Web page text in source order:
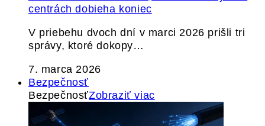
centrách dobieha koniec
V priebehu dvoch dní v marci 2026 prišli tri
správy, ktoré dokopy…
7. marca 2026
Bezpečnosť
BezpečnosťZobraziť viac